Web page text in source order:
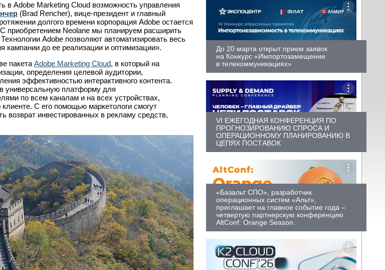
в Adobe Marketing Cloud возможность управления
(Brad Rencher), вице-президент и главный
долгого времени корпорация Adobe остается
приобретением Neolane мы планируем расширить
Adobe позволяют автоматизировать весь
кампании до ее реализации и оптимизации».
пакета Adobe Marketing Cloud, в который на
определения целевой аудитории,
эффективностью интерактивного контента.
универсальную платформу для
по всем каналам и на всех устройствах,
С его помощью маркетологи смогут
инвестированных в рекламу средств,
До 20 марта открыт прием заявок
на Конкурс «Импортозамещение
в телекоммуникациях»
VI ЕЖЕГОДНАЯ КОНФЕРЕНЦИЯ ПО
ПРОГНОЗИРОВАНИЮ СПРОСА И
ОПЕРАЦИОННОМУ ПЛАНИРОВАНИЮ В
ЦЕПЯХ ПОСТАВОК
«Базальт СПО», разработчик
операционных систем «Альт»,
приглашает на главное событие года –
четвертую партнерскую конференцию
AltConf: Orange Season.